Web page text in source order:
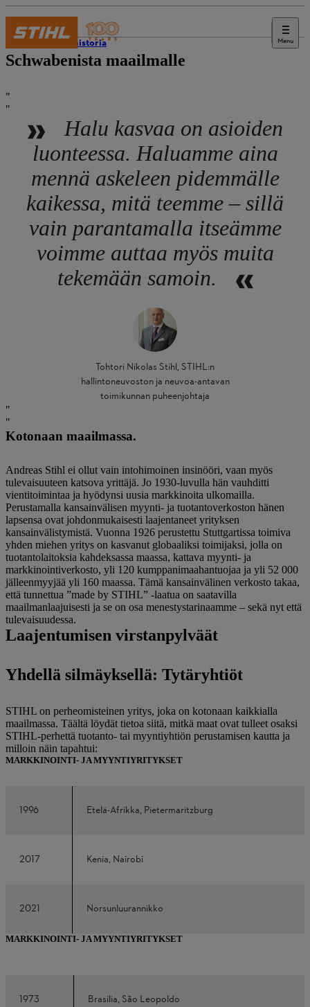
Menu
STIHL-historia
Schwabenista maailmalle
Halu kasvaa on asioiden
luonteessa. Haluamme aina
mennä askeleen pidemmälle
kaikessa, mitä teemme – sillä
vain parantamalla itseämme
voimme auttaa myös muita
tekemään samoin.
Tohtori Nikolas Stihl, STIHL:n
hallintoneuvoston ja neuvoa-antavan
toimikunnan puheenjohtaja
Kotonaan maailmassa.
Andreas Stihl ei ollut vain intohimoinen insinööri, vaan myös
tulevaisuuteen katsova yrittäjä. Jo 1930-luvulla hän vauhditti
vientitoimintaa ja hyödynsi uusia markkinoita ulkomailla.
Perustamalla kansainvälisen myynti- ja tuotantoverkoston hänen
lapsensa ovat johdonmukaisesti laajentaneet yrityksen
kansainvälistymistä. Vuonna 1926 perustettu Stuttgartissa toimiva
yhden miehen yritys on kasvanut globaaliksi toimijaksi, jolla on
tuotantolaitoksia kahdeksassa maassa, kattava myynti- ja
markkinointiverkosto, yli 120 kumppanimaahantuojaa ja yli 52 000
jälleenmyyjää yli 160 maassa. Tämä kansainvälinen verkosto takaa,
että tunnettua ”made by STIHL” -laatua on saatavilla
maailmanlaajuisesti ja se on osa menestystarinaamme – sekä nyt että
tulevaisuudessa.
Laajentumisen virstanpylväät
Yhdellä silmäyksellä: Tytäryhtiöt
STIHL on perheomisteinen yritys, joka on kotonaan kaikkialla
maailmassa. Täältä löydät tietoa siitä, mitkä maat ovat tulleet osaksi
STIHL-perhettä tuotanto- tai myyntiyhtiön perustamisen kautta ja
milloin näin tapahtui:
MARKKINOINTI- JA MYYNTIYRITYKSET
1996 Etelä-Afrikka, Pietermaritzburg
2017 Kenia, Nairobi
2021 Norsunluurannikko
MARKKINOINTI- JA MYYNTIYRITYKSET
1973 Brasilia, São Leopoldo